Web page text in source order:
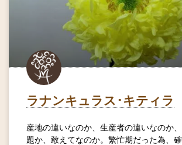
ラナンキュラス･キティラ
産地の違いなのか、生産者の違いなのか
題か、敢えてなのか。繁忙期だった為、